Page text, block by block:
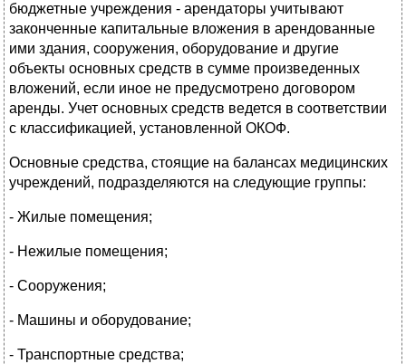
бюджетные учреждения - арендаторы учитывают
законченные капитальные вложения в арендованные
ими здания, сооружения, оборудование и другие
объекты основных средств в сумме произведенных
вложений, если иное не предусмотрено договором
аренды. Учет основных средств ведется в соответствии
с классификацией, установленной ОКОФ.
Основные средства, стоящие на балансах медицинских
учреждений, подразделяются на следующие группы:
- Жилые помещения;
- Нежилые помещения;
- Сооружения;
- Машины и оборудование;
- Транспортные средства;